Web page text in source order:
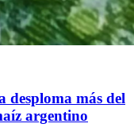
más del
argentino